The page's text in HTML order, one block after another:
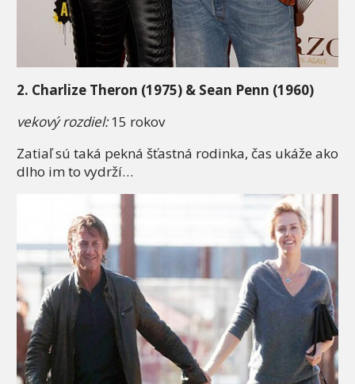
2. Charlize Theron (1975) & Sean Penn (1960)
vekový rozdiel:15 rokov
Zatiaľ sú taká pekná šťastná rodinka, čas ukáže ako
dlho im to vydrží…